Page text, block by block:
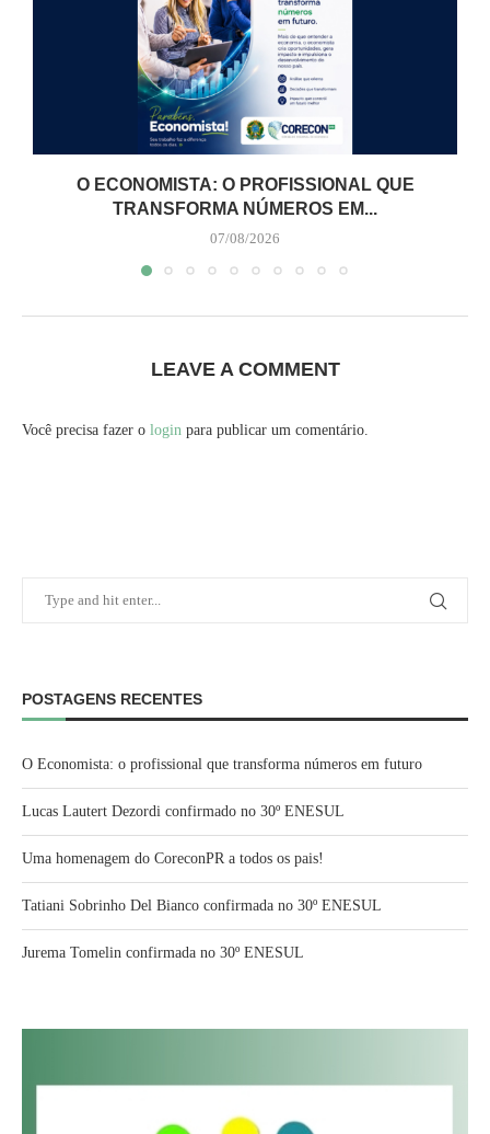
O ECONOMISTA: O PROFISSIONAL QUE
TRANSFORMA NÚMEROS EM...
07/08/2026
LEAVE A COMMENT
Você precisa fazer o login para publicar um comentário.
POSTAGENS RECENTES
O Economista: o profissional que transforma números em futuro
Lucas Lautert Dezordi confirmado no 30º ENESUL
Uma homenagem do CoreconPR a todos os pais!
Tatiani Sobrinho Del Bianco confirmada no 30º ENESUL
Jurema Tomelin confirmada no 30º ENESUL